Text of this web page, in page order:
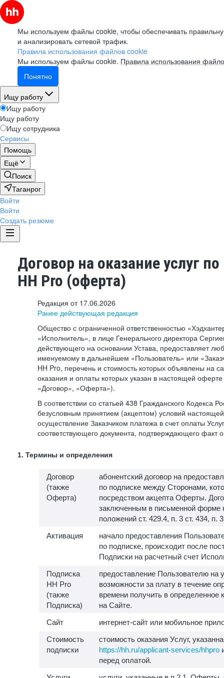
Мы используем файлы cookie, чтобы обеспечивать
и анализировать сетевой трафик.
Правила использования файлов cookie
Мы используем файлы cookie. Правила использования
Понятно
Ищу работу
Ищу работу
Ищу работу
Ищу сотрудника
Сервисы
Помощь
Ещё
Поиск
Таганрог
Войти
Войти
Создать резюме
Договор на оказание услуг
HH Pro (оферта)
Редакция от 17.06.2026
Ранее действующая редакция
Общество с ограниченной ответственностью
«Исполнитель», в лице Генерального директора
действующего на основании Устава, предоставляет
именуемому в дальнейшем «Пользователь» или
HH Pro, перечень и стоимость которых объявлены на
оказания и оплаты которых указан в настоящей
«Договор», «Оферта»).
В соответствии со статьей 438 Гражданского Кодекса
безусловным принятием (акцептом) условий
осуществление Заказчиком платежа в счет оплаты
соответствующего документа, подтверждающего факт
1. Термины и определения
Договор
(также
Оферта)
абонентский договор на
по подписке между Сторонами,
посредством акцепта Оферты.
заключенным в письменной форме
положений ст. 429.4, п. 3 ст. 434, п.
Активация
начало предоставления
по подписке, происходит после
Подписки на расчетный счет
Подписка
HH Pro
(также
Подписка)
предоставление Пользователю на
возможности за плату в течение
времени получить в определенное
на Сайте.
Сайт
интернет-сайт или мобильное
Стоимость
подписки
стоимость оказания Услуг,
https://hh.ru/applicant-services/hhpro
перед оплатой.